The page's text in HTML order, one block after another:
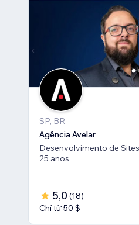
SP, BR
Agência Avelar
Desenvolvimento de
25 anos
5,0 (18)
Chỉ từ 50 $